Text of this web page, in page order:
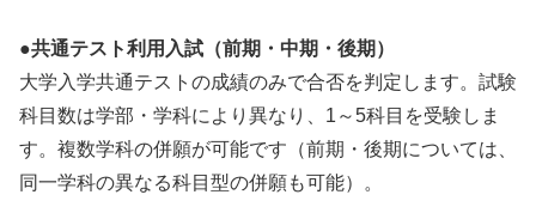
●共通テスト利用入試（前期・中期・後期）
大学入学共通テストの成績のみで合否を判定します。試験
科目数は学部・学科により異なり、1～5科目を受験しま
す。複数学科の併願が可能です（前期・後期については、
同一学科の異なる科目型の併願も可能）。